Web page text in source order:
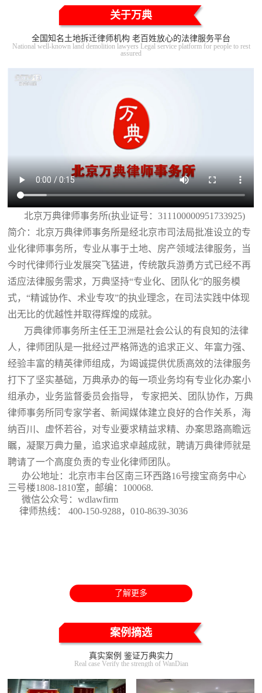
关于万典
全国知名土地拆迁律师机构 老百姓放心的法律服务平台
National well-known land demolition lawyers Legal service platform for people to rest
assured
北京万典律师事务所(执业证号：311100000951733925)
简介：北京万典律师事务所是经北京市司法局批准设立的专
业化律师事务所，专业从事于土地、房产领域法律服务，当
今时代律师行业发展突飞猛进，传统散兵游勇方式已经不再
适应法律服务需求，万典坚持“专业化、团队化”的服务模
式，“精诚协作、术业专攻”的执业理念，在司法实践中体现
出无比的优越性并取得辉煌的成就。
万典律师事务所主任王卫洲是社会公认的有良知的法律
人，律师团队是一批经过严格筛选的追求正义、年富力强、
经验丰富的精英律师组成，为竭诚提供优质高效的法律服务
打下了坚实基础，万典承办的每一项业务均有专业化办案小
组承办，业务监督委员会指导， 专家把关、团队协作，万典
律师事务所同专家学者、新闻媒体建立良好的合作关系，海
纳百川、虚怀若谷，对专业要求精益求精、办案思路高瞻远
瞩，凝聚万典力量，追求追求卓越成就，聘请万典律师就是
聘请了一个高度负责的专业化律师团队。
办公地址：北京市丰台区南三环西路16号搜宝商务中心
三号楼1808-1810室 ，邮编：100068.
微信公众号：wdlawfirm
律师热线： 400-150-9288，010-8639-3036
了解更多
案例摘选
真实案例 鉴证万典实力
Real case Verify the strength of WanDian